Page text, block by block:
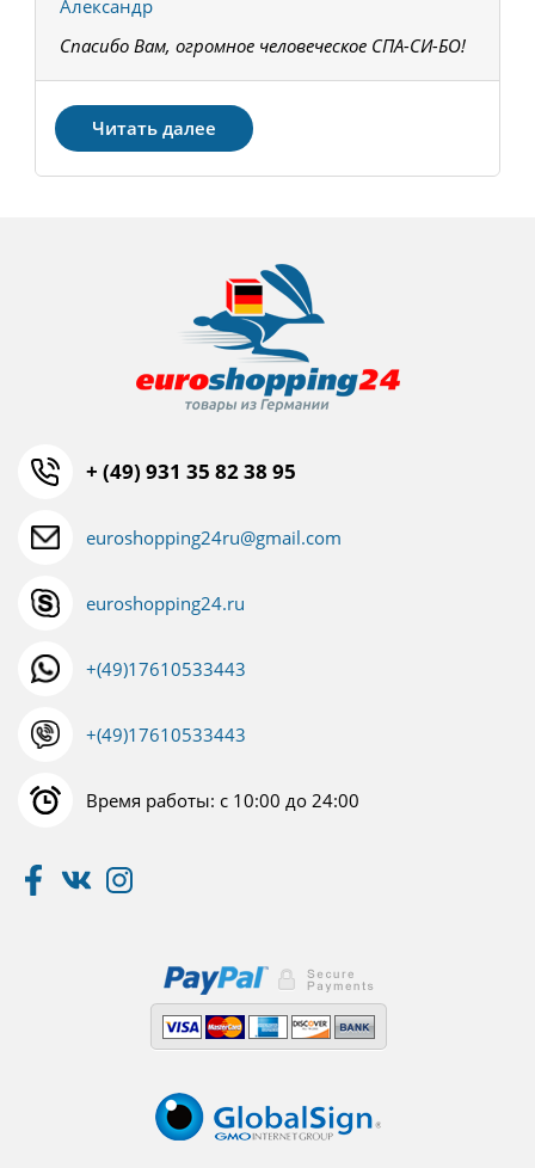
Александр
Спасибо Вам, огромное человеческое СПА-СИ-БО!
Читать далее
+ (49) 931 35 82 38 95
euroshopping24ru@gmail.com
euroshopping24.ru
+(49)17610533443
+(49)17610533443
Время работы: с 10:00 до 24:00